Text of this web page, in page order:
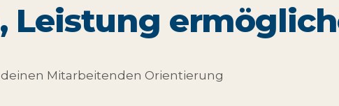
Leistung
Mitarbeitenden Orientierung